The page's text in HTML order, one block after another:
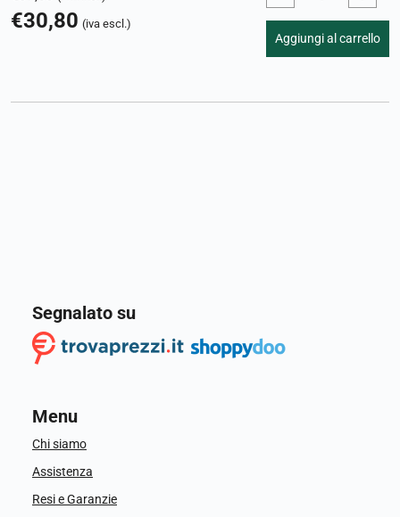
€30,80 (iva escl.)
Aggiungi al carrello
Segnalato su
Menu
Chi siamo
Assistenza
Resi e Garanzie